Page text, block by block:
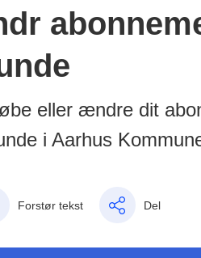
eller ændre dit
i Aarhus
Forstør tekst Del